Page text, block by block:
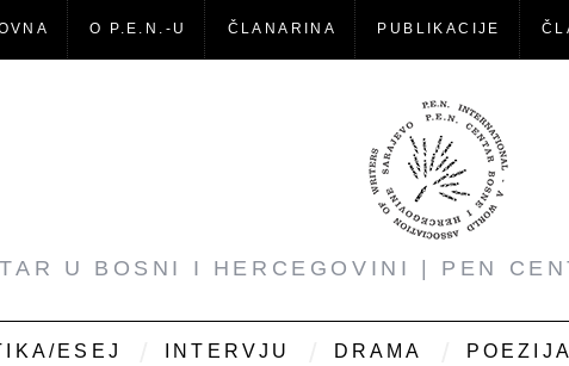
O P.E.N.-U ČLANARINA PUBLIKACIJE
U BOSNI I HERCEGOVINI | PEN
ESEJ INTERVJU DRAMA POEZIJA